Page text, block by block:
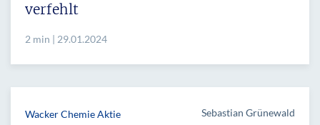
verfehlt
2 min | 29.01.2024
Wacker Chemie Aktie Sebastian Grünewald